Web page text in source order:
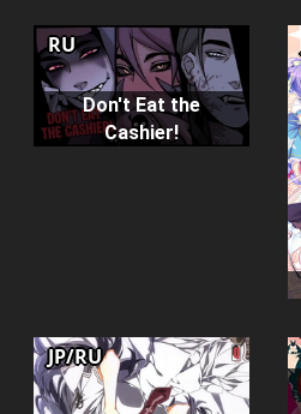
Don't Eat the
Cashier!
RU
JP/RU